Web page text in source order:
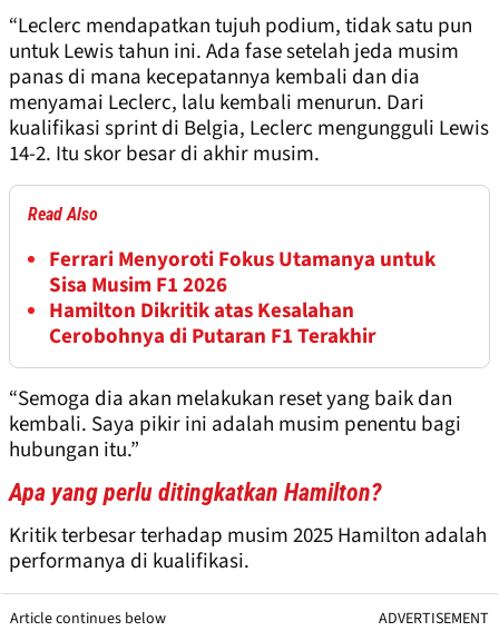
“Leclerc mendapatkan tujuh podium, tidak satu pun
untuk Lewis tahun ini. Ada fase setelah jeda musim
panas di mana kecepatannya kembali dan dia
menyamai Leclerc, lalu kembali menurun. Dari
kualifikasi sprint di Belgia, Leclerc mengungguli Lewis
14-2. Itu skor besar di akhir musim.
Read Also
Ferrari Menyoroti Fokus Utamanya untuk
Sisa Musim F1 2026
Hamilton Dikritik atas Kesalahan
Cerobohnya di Putaran F1 Terakhir
“Semoga dia akan melakukan reset yang baik dan
kembali. Saya pikir ini adalah musim penentu bagi
hubungan itu.”
Apa yang perlu ditingkatkan Hamilton?
Kritik terbesar terhadap musim 2025 Hamilton adalah
performanya di kualifikasi.
Article continues below ADVERTISEMENT